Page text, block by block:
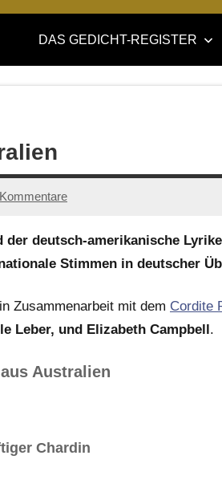
DAS GEDICHT-REGISTER
der deutsch-amerikanische
Stimmen in deutscher
Zusammenarbeit mit dem Cordite
Leber, und Elizabeth Campbell .
Australien
Chardin